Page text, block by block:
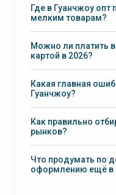
Где в Гуанчжоу
мелким товарам?
Можно ли платить
картой в 2026?
Какая главная
Гуанчжоу?
Как правильно
рынков?
QC/
Что продумать по
оформлению ещё в